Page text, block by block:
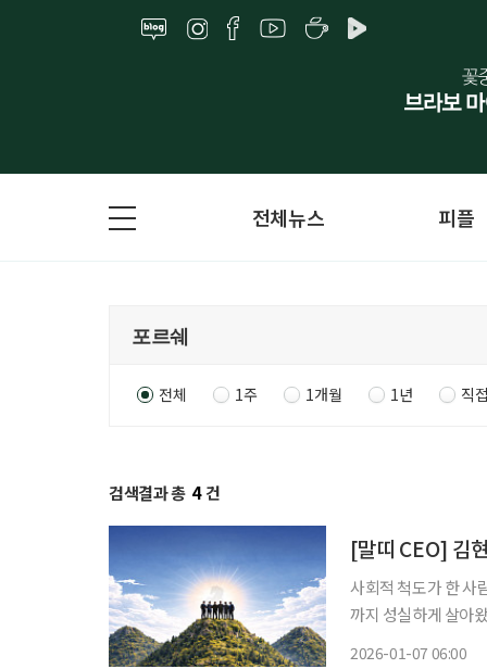
전체뉴스 피플
전체 1주 1개월 1년 직
검색결과 총 4 건
[말띠 CEO] 김
사회적 척도가 한 사
까지 성실하게 살아
2026-01-07 06:00